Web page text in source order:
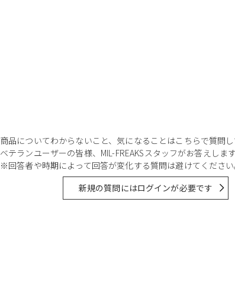
商品についてわからないこと、気になることはこちらで質問し
ベテランユーザーの皆様、MIL-FREAKSスタッフがお答えします
※回答者や時期によって回答が変化する質問は避けてください
新規の質問にはログインが必要です